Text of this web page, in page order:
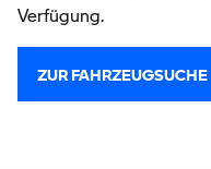
Verfügung.
ZUR FAHRZEUGSUCHE